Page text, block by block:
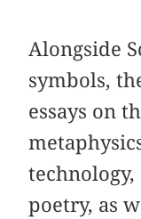
Alongside
symbols,
essays on
technology,
poetry, as